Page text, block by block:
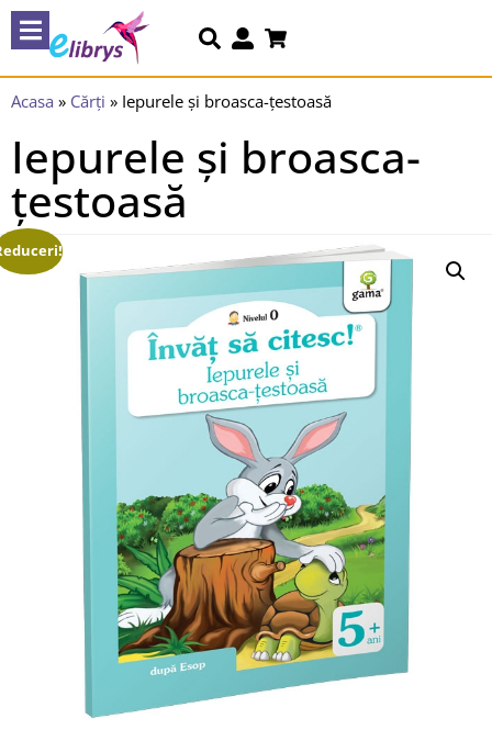
Acasa » Cărți » Iepurele și broasca-țestoasă
Iepurele și broasca-
țestoasă